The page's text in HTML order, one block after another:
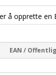
å opprette
EAN / Offentlig